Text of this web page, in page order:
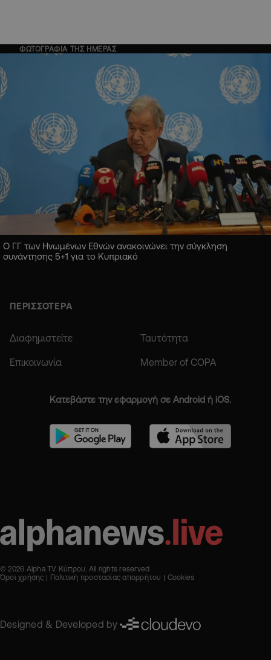
ΦΩΤΟΓΡΑΦΙΑ ΤΗΣ ΗΜΕΡΑΣ
Ο ΓΓ των Ηνωμένων Εθνών ανακοινώνει την σύγκληση
συνάντησης 5+1 για το Κυπριακό
ΠΕΡΙΣΣΟΤΕΡΑ
Διαφημιστείτε Ταυτότητα
Επικοινωνία Member of COPA
Κατεβάστε την εφαρμογή σε Android ή iOS.
© 2026 Alpha TV Κύπρου. All rights reserved
Όροι χρήσης
Πολιτική προστασίας απορρήτου Cookies
Designed & Developed by